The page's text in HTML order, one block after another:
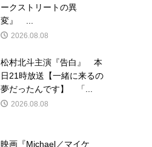
ークストリートの異
変』 ...
2026.08.08
松村北斗主演『告白』 本
日21時放送【一緒に来るの
夢だったんです】 「...
2026.08.08
映画『Michael／マイケ